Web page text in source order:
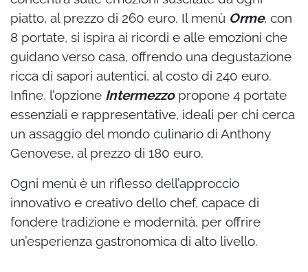
piatto, al prezzo di 260 euro. Il menù Orme, con
8 portate, si ispira ai ricordi e alle emozioni che
guidano verso casa, offrendo una degustazione
ricca di sapori autentici, al costo di 240 euro.
Infine, l’opzione Intermezzo propone 4 portate
essenziali e rappresentative, ideali per chi cerca
un assaggio del mondo culinario di Anthony
Genovese, al prezzo di 180 euro.
Ogni menù è un riflesso dell’approccio
innovativo e creativo dello chef, capace di
fondere tradizione e modernità, per offrire
un’esperienza gastronomica di alto livello.